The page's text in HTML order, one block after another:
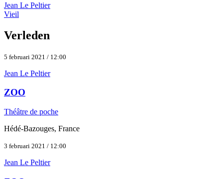
Jean Le Peltier
Vieil
Verleden
5 februari 2021 / 12:00
Jean Le Peltier
ZOO
Théâtre de poche
Hédé-Bazouges, France
3 februari 2021 / 12:00
Jean Le Peltier